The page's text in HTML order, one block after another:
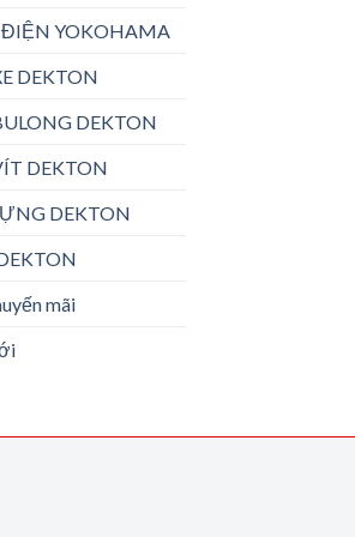
YOKOHAMA
DEKTON
DEKTON
DEKTON
DEKTON
mãi